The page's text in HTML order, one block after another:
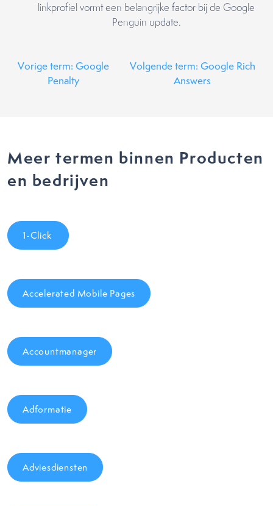
linkprofiel vormt een belangrijke factor bij de Google
Penguin update.
Vorige term: Google
Penalty
Volgende term: Google Rich
Answers
Meer termen binnen Producten
en bedrijven
1-Click
Accelerated Mobile Pages
Accountmanager
Adformatie
Adviesdiensten